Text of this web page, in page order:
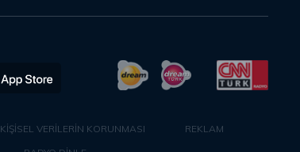
KİŞİSEL VERİLERİN KORUNMASI
REKLAM